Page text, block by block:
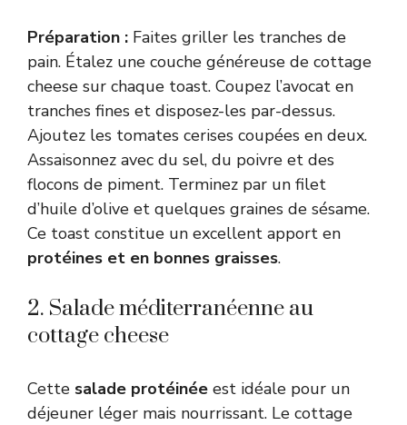
Préparation : Faites griller les tranches de
pain. Étalez une couche généreuse de cottage
cheese sur chaque toast. Coupez l’avocat en
tranches fines et disposez-les par-dessus.
Ajoutez les tomates cerises coupées en deux.
Assaisonnez avec du sel, du poivre et des
flocons de piment. Terminez par un filet
d’huile d’olive et quelques graines de sésame.
Ce toast constitue un excellent apport en
protéines et en bonnes graisses.
2. Salade méditerranéenne au
cottage cheese
Cette salade protéinée est idéale pour un
déjeuner léger mais nourrissant. Le cottage